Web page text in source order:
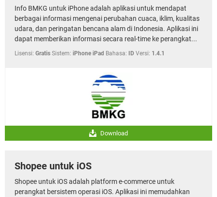
Info BMKG untuk iPhone adalah aplikasi untuk mendapat
berbagai informasi mengenai perubahan cuaca, iklim, kualitas
udara, dan peringatan bencana alam di Indonesia. Aplikasi ini
dapat memberikan informasi secara real-time ke perangkat...
Lisensi: Gratis Sistem: iPhone iPad Bahasa: ID Versi: 1.4.1
Download
Shopee untuk iOS
Shopee untuk iOS adalah platform e-commerce untuk
perangkat bersistem operasi iOS. Aplikasi ini memudahkan